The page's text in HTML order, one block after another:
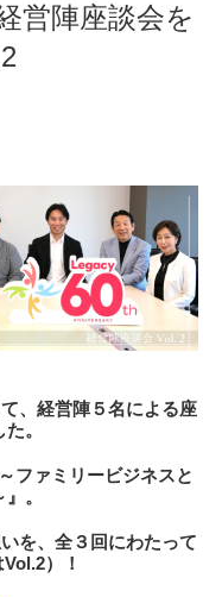
営陣座談会を
、経営陣５名による座
。
ファミリービジネスと
。
を、全３回にわたって
Vol.2）！